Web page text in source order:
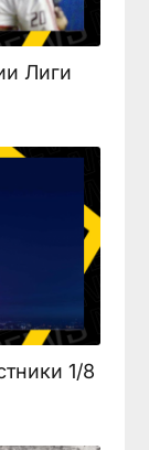
Лиги
1/8